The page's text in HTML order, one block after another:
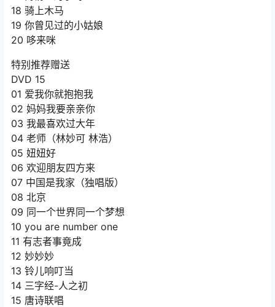
18 骑上木马
19 你曾见过的小姑娘
20 哆来咪
特别推荐赠送
DVD 15
01 爱我你就抱抱我
02 妈妈我要亲亲你
03 我最喜欢过大年
04 老师（林妙可 林浩）
05 妞妞好
06 欢迎朋友四方来
07 中国是我家（独唱版）
08 北京
09 同一个世界同一个梦想
10 you are number one
11 有志者事竟成
12 妙妙妙
13 铃儿响叮当
14 三字经-人之初
15 唐诗联唱